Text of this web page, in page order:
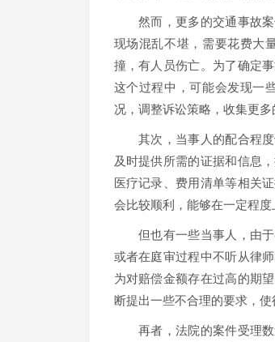
然而，更多的交通事故案
现场混乱不堪，需要花费大
撞，有人员伤亡。为了确定
这个过程中，可能会发现一
况，调整诉讼策略，收集更
其次，当事人的配合程度
及时提供所需的证据和信息
医疗记录、费用清单等相关
会比较顺利，能够在一定程度
但也有一些当事人，由于
或者在庭审过程中不听从律
为对赔偿金额存在过高的期
断提出一些不合理的要求，
再者，法院的案件受理数